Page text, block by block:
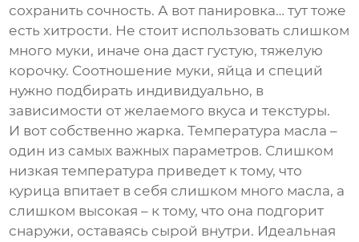
сохранить сочность. А вот панировка… тут тоже
есть хитрости. Не стоит использовать слишком
много муки, иначе она даст густую, тяжелую
корочку. Соотношение муки, яйца и специй
нужно подбирать индивидуально, в
зависимости от желаемого вкуса и текстуры.
И вот собственно жарка. Температура масла –
один из самых важных параметров. Слишком
низкая температура приведет к тому, что
курица впитает в себя слишком много масла, а
слишком высокая – к тому, что она подгорит
снаружи, оставаясь сырой внутри. Идеальная